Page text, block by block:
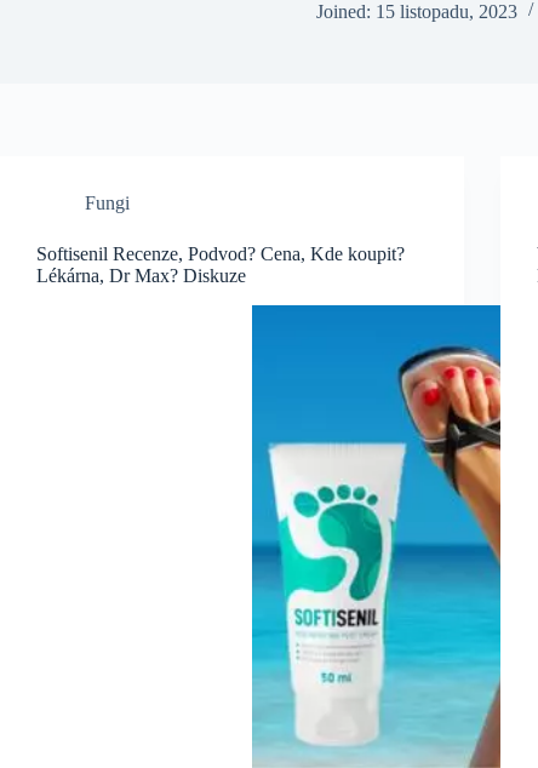
Joined: 15 listopadu, 2023
Fungi
Softisenil Recenze, Podvod? Cena, Kde koupit?
Lékárna, Dr Max? Diskuze